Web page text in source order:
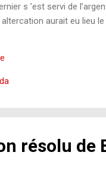
s ’est servi de
aurait eu lieu
avait soudainement
résolu de